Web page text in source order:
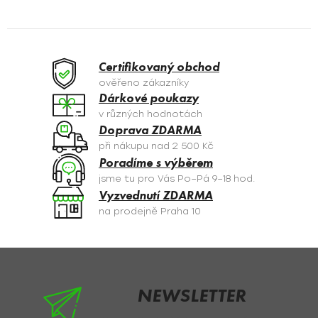
á
c
í
p
r
v
k
y
v
ý
p
s
Certifikovaný obchod
ověřeno zákazníky
Dárkové poukazy
v různých hodnotách
Doprava ZDARMA
při nákupu nad 2 500 Kč
Poradíme s výběrem
jsme tu pro Vás Po–Pá 9–18 hod.
Vyzvednutí ZDARMA
na prodejně Praha 10
NEWSLETTER